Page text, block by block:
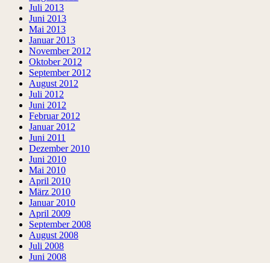
Juli 2013
Juni 2013
Mai 2013
Januar 2013
November 2012
Oktober 2012
September 2012
August 2012
Juli 2012
Juni 2012
Februar 2012
Januar 2012
Juni 2011
Dezember 2010
Juni 2010
Mai 2010
April 2010
März 2010
Januar 2010
April 2009
September 2008
August 2008
Juli 2008
Juni 2008